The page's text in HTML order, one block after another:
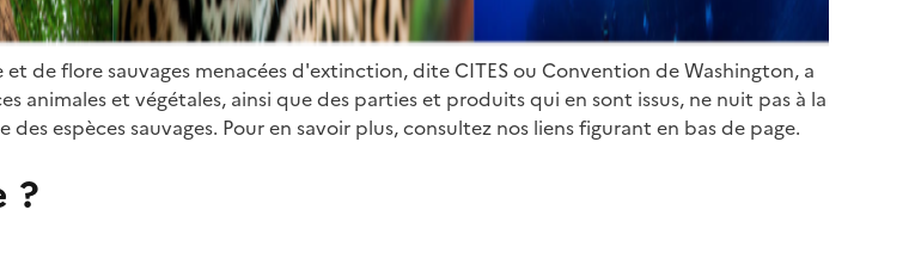
de flore sauvages menacées d'extinction, dite CITES ou Convention de Washington, a
et végétales, ainsi que des parties et produits qui en sont issus, ne nuit pas à la
espèces sauvages. Pour en savoir plus, consultez nos liens figurant en bas de page.
?